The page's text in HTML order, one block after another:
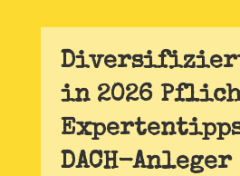
in 2026
DACH-Anleger